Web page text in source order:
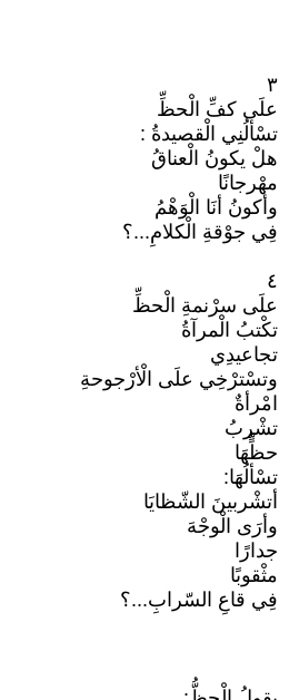
٣
علَى كفِّ الْحظِّ
تسْألُنِي الْقصيدةُ :
هلْ يكونُ الْعناقُ
مهْرجانًا
وأكونُ أنَا الْوَهْمُ
فِي جوْقةِ الْكلامِ...؟
٤
علَى سرْنمةِ الْحظِّ
تكْتبُ الْمرآةُ
تجاعيدِي
وتسْترْخِي علَى الْأرْجوحةِ
امْرأةٌ
تشْربُ
حظٍّهَا
تسْألُهَا:
أتشْربينَ الشّظايَا
وأرَى الْوجْهَ
جدارًا
مثْقوبًا
فِي قاعِ السّرابِ...؟